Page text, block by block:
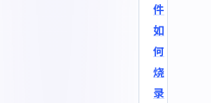
件
如
何
烧
录